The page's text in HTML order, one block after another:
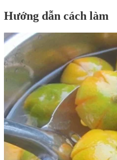
Hướng dẫn cách làm